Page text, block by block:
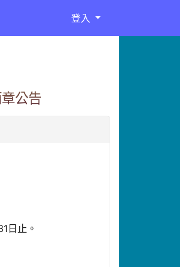
登入
公告
日止。